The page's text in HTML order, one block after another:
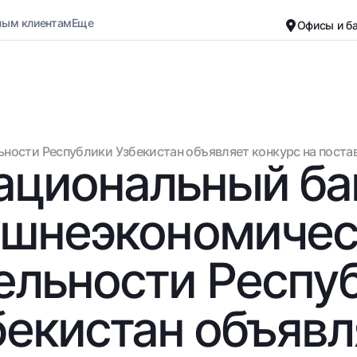
Вклады
Для всех
До востребования
До востребования USD
Для всех USD
Золотой депозит
Карты
Бесплатные
UzCard/HUMO
Visa
Visa FIFA
Mastercard
клиентамЕще Офисы и
Черно-белая версия
Включить озвучивание
Республики Узбекистан объявляет конкурс на